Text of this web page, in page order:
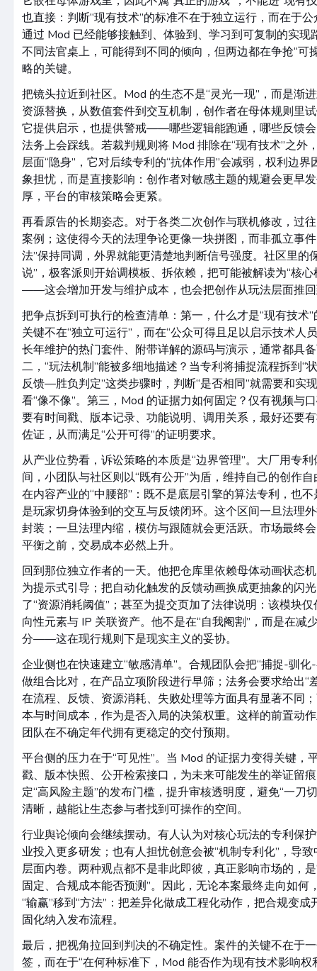
也直接：判断“现有技术”的标准不在于独立运行，而在于
通过 Mod 已经能够接触到、体验到、学习到可复制的实现
不同法官桌上，可能得到不同的倾向，但两边都在争抢“
略的关键。
把镜头拉近到社区。Mod 的生态不是“灵光一现”，而是渐
资源替换，从数值套件到交互机制，创作者在母体规则里
它提供启示，也提供警戒——哪些逻辑能跑通，哪些反馈
法务上会踩线。若裁判规则将 Mod 排除在“现有技术”之外
层面“隐身”，它对后续专利的“抗体作用”会减弱，权利边
象担忧，而是直接影响：创作者对敏感主题的规避会更早
厚，平台的审核策略会更紧。
再看原告的长期姿态。对于各类二次创作与联机修改，过
案例；这使得今天的法理争论更像一块拼图，而非孤立事
法”保持同调，外界就能更清楚地判断信号强度。社区里的
说”，极客派则开始调模板、拆依赖，把可能被解读为“核
——这会增加开发与维护成本，也会把创作从玩法层面推
把争点拆到可执行的检查清单：第一，什么才是“现有技术
关键不在“独立可运行”，而在“公众可得且足以启示技术人
长年维护的热门套件、附带详解的源码与演示，通常都具
二，“玩法机制”能被多细地描述？当专利将捕捉流程拆到
反馈—胜负判定”这类步骤时，判断“是否相同”就需要和实
看“像不像”。第三，Mod 的证据力如何固定？仅有视频与
要有时间戳、版本记录、功能说明、调用关系，最好还要
佐证，从而满足“公开可得”的证明要求。
从产业位势看，诉讼策略的本质是“边界管理”。大厂用专
间，小团队与社区则以“既有公开”为盾，维持自己的创作
在内容产业的“中腰部”：既不是底层引擎的算法专利，也
是玩家切身体验到的交互与反馈闭环。这个区间一旦法理
封装；一旦法理内缩，模仿与跟随就会更活跃。市场最终
平衡之前，交易成本必然上升。
回到那位独立作者的一天。他把仓库里依赖母体动画状态
为提示式引导；把自动化触发的反馈动画换成更抽象的闪
了“资源消耗阈值”；甚至为提交页加了法律说明：该模块
向性元素与 IP 关联资产。他不是在“自我阉割”，而是在减
分——这在现行规则下是现实主义的妥协。
企业侧也在快速建立“敏感清单”。合规团队会把“捕捉-驯
做组合比对，在产品立项阶段进行早筛；法务会要求给出“
在流程、反馈、资源消耗、失败处理等方面具有显著不同
本与时间成本，作为是否入局的决策权重。这样的前置动
团队在不确定年代拥有更稳定的交付预期。
平台侧的压力在于“可见性”。当 Mod 的证据力变得关键，
戳、版本快照、公开检索接口，为未来可能发生的举证留
定“高风险主题”的发布门槛，提升审核透明度，避免“一刀
清晰，越能让生态参与者找到可操作的空间。
行业舆论倾向会继续摆动。有人认为对核心玩法的专利保
业投入更多研发；也有人担忧创意会被“机制专利化”，导
层面内卷。两种观点都不是非此即彼，真正影响市场的，
固定、合规成本能否预测”。因此，无论本案最终走向如何
“输赢”移到“方法”：把差异化做成工程化动作，把合规变
固化纳入发布流程。
最后，把视角拉回到判决的不确定性。案件的关键不在于
签，而在于“在何种标准下，Mod 能否作为现有技术影响